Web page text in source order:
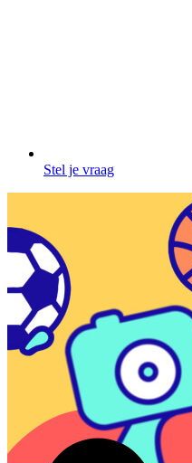
Stel je vraag